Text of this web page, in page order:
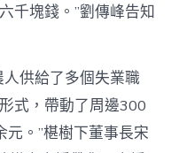
千塊錢。”劉傳峰告知
供給了多個失業職
式，帶動了周邊300
。”椹樹下董事長宋